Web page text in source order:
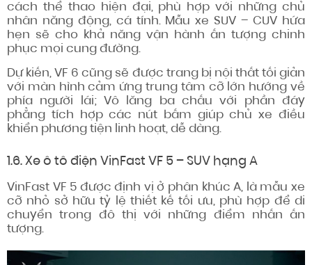
cách thể thao hiện đại, phù hợp với những chủ
nhân năng động, cá tính. Mẫu xe SUV – CUV hứa
hẹn sẽ cho khả năng vận hành ấn tượng chinh
phục mọi cung đường.
Dự kiến, VF 6 cũng sẽ được trang bị nội thất tối giản
với màn hình cảm ứng trung tâm cỡ lớn hướng về
phía người lái; Vô lăng ba chấu với phần đáy
phẳng tích hợp các nút bấm giúp chủ xe điều
khiển phương tiện linh hoạt, dễ dàng.
1.6. Xe ô tô điện VinFast VF 5 – SUV hạng A
VinFast VF 5 được định vị ở phân khúc A, là mẫu xe
cỡ nhỏ sở hữu tỷ lệ thiết kế tối ưu, phù hợp để di
chuyển trong đô thị với những điểm nhấn ấn
tượng.